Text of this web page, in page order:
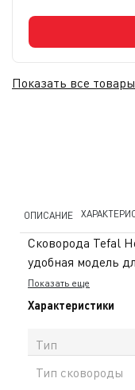
Показать все товары
ОПИСАНИЕ
Сковорода Tefal
удобная модель
порций. Она
человек:
равномерно
быстрее.
предотвращает
Показать еще
Характеристики
Тип
Тип сковороды